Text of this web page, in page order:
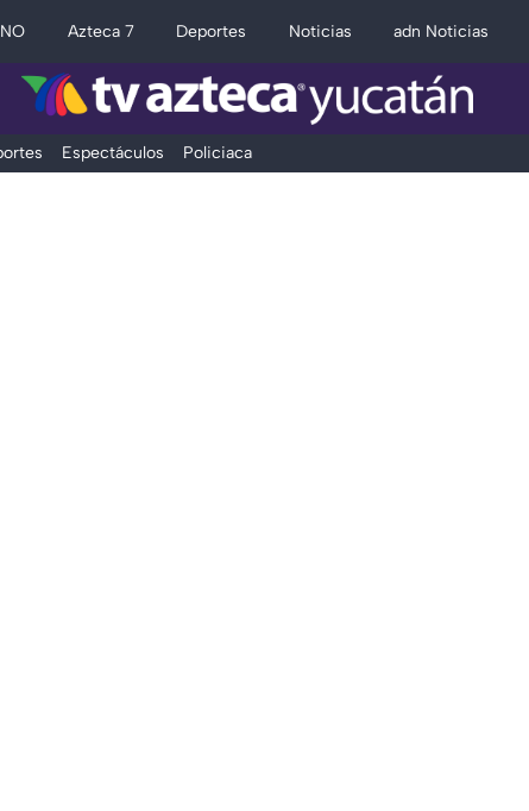
Azteca 7 Deportes Noticias adn Noticias
Espectáculos Policiaca